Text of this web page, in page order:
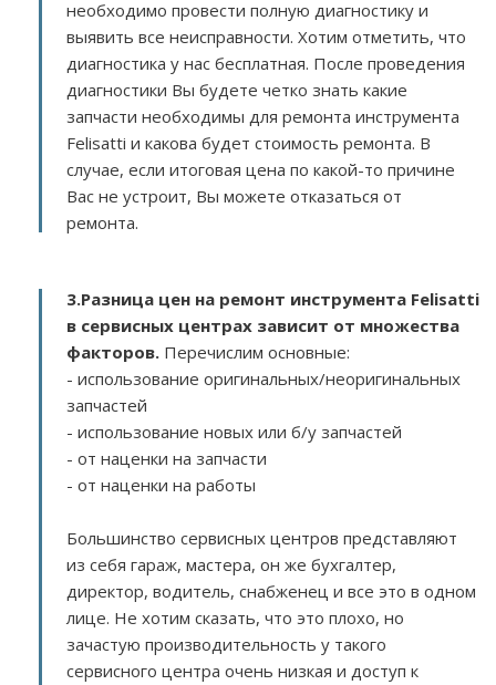
необходимо провести полную диагностику и
выявить все неисправности. Хотим отметить, что
диагностика у нас бесплатная. После проведения
диагностики Вы будете четко знать какие
запчасти необходимы для ремонта инструмента
Felisatti и какова будет стоимость ремонта. В
случае, если итоговая цена по какой-то причине
Вас не устроит, Вы можете отказаться от
ремонта.
3.Разница цен на ремонт инструмента Felisatti
в сервисных центрах зависит от множества
факторов. Перечислим основные:
- использование оригинальных/неоригинальных
запчастей
- использование новых или б/у запчастей
- от наценки на запчасти
- от наценки на работы
Большинство сервисных центров представляют
из себя гараж, мастера, он же бухгалтер,
директор, водитель, снабженец и все это в одном
лице. Не хотим сказать, что это плохо, но
зачастую производительность у такого
сервисного центра очень низкая и доступ к